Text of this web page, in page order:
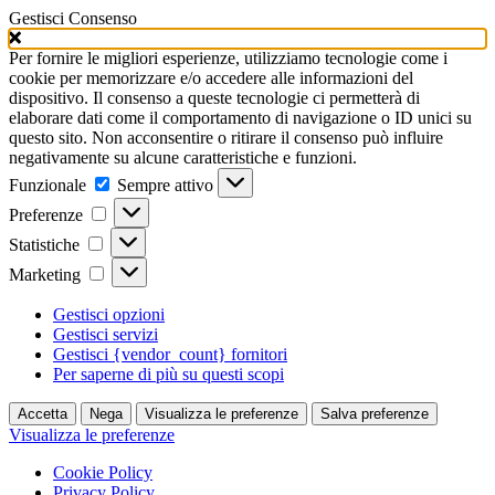
Gestisci Consenso
Per fornire le migliori esperienze, utilizziamo tecnologie come i
cookie per memorizzare e/o accedere alle informazioni del
dispositivo. Il consenso a queste tecnologie ci permetterà di
elaborare dati come il comportamento di navigazione o ID unici su
questo sito. Non acconsentire o ritirare il consenso può influire
negativamente su alcune caratteristiche e funzioni.
Funzionale
Funzionale
Sempre attivo
Preferenze
Preferenze
Statistiche Statistiche
Marketing Marketing
Gestisci opzioni
Gestisci servizi
Gestisci {vendor_count} fornitori
Per saperne di più su questi scopi
Accetta Nega Visualizza le preferenze Salva preferenze
Visualizza le preferenze
Cookie Policy